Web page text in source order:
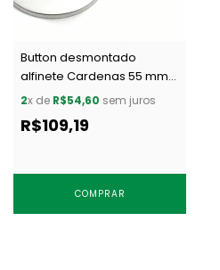
Button desmontado
alfinete Cardenas 55 mm
c/ 100 un
2x de R$54,60 sem juros
R$109,19
COMPRAR